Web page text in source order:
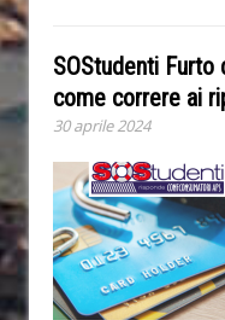
SOStudenti Furto
come correre ai
30 aprile 2024